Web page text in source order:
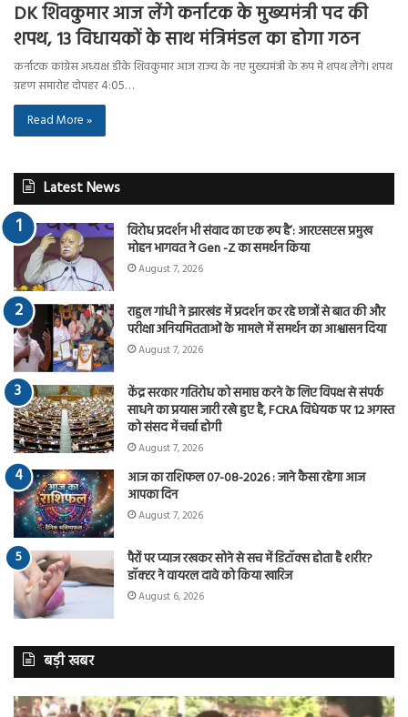
DK शिवकुमार आज लेंगे कर्नाटक के मुख्यमंत्री पद की
शपथ, 13 विधायकों के साथ मंत्रिमंडल का होगा गठन
कर्नाटक कांग्रेस अध्यक्ष डीके शिवकुमार आज राज्य के नए मुख्यमंत्री के रूप में शपथ लेंगे। शपथ
ग्रहण समारोह दोपहर 4:05…
Read More »
Latest News
विरोध प्रदर्शन भी संवाद का एक रूप है’: आरएसएस प्रमुख
मोहन भागवत ने Gen -Z का समर्थन किया
August 7, 2026
राहुल गांधी ने झारखंड में प्रदर्शन कर रहे छात्रों से बात की और
परीक्षा अनियमितताओं के मामले में समर्थन का आश्वासन दिया
August 7, 2026
केंद्र सरकार गतिरोध को समाप्त करने के लिए विपक्ष से संपर्क
साधने का प्रयास जारी रखे हुए है, FCRA विधेयक पर 12 अगस्त
को संसद में चर्चा होगी
August 7, 2026
आज का राशिफल 07-08-2026 : जाने कैसा रहेगा आज
आपका दिन
August 7, 2026
पैरों पर प्याज रखकर सोने से सच में डिटॉक्स होता है शरीर?
डॉक्टर ने वायरल दावे को किया खारिज
August 6, 2026
बड़ी खबर